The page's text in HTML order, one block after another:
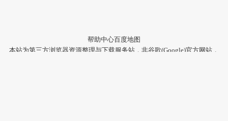
帮助中心百度地图
本站为第三方浏览器资源整理与下载服务站，非谷歌(Google)官方网站，